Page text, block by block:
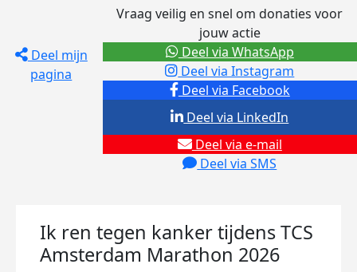
Deel mijn
pagina
Vraag veilig en snel om donaties voor
jouw actie
Deel via Facebook
Deel via Instagram
Deel via e-mail
Deel via SMS
Deel via LinkedIn
Deel via WhatsApp
Ik ren tegen kanker tijdens TCS
Amsterdam Marathon 2026